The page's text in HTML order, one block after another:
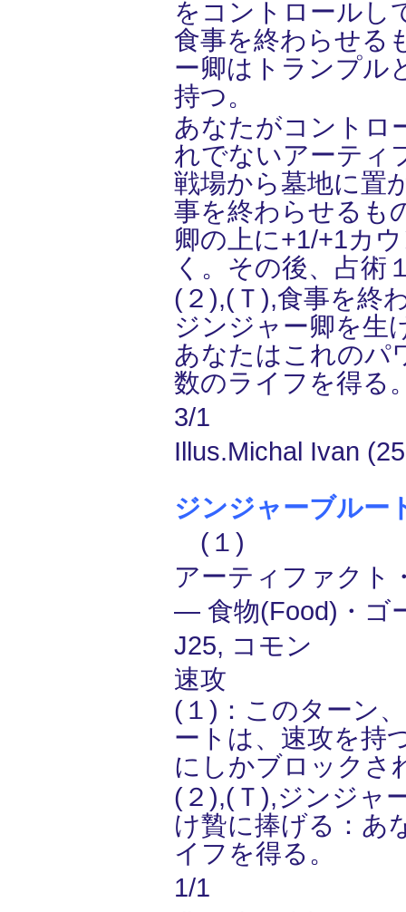
をコントロールし
食事を終わらせる
ー卿はトランプル
持つ。
あなたがコントロ
れでないアーティ
戦場から墓地に置
事を終わらせるも
卿の上に+1/+1カ
く。その後、占術
(２),(Ｔ),食事を終
ジンジャー卿を生
あなたはこれのパ
数のライフを得る
3/1
Illus.Michal Ivan
ジンジャーブルー
(１)
アーティファクト
― 食物(Food)・
J25, コモン
速攻
(１)：このターン
ートは、速攻を持
にしかブロックさ
(２),(Ｔ),ジンジャ
け贄に捧げる：あ
イフを得る。
1/1